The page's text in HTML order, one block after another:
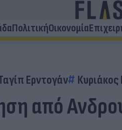
ΠολιτικήΟικονομία
Ερντογάν
από